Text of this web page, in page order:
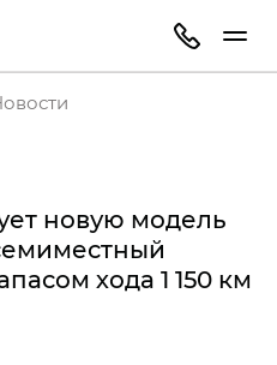
новую модель
хода 1 150 км